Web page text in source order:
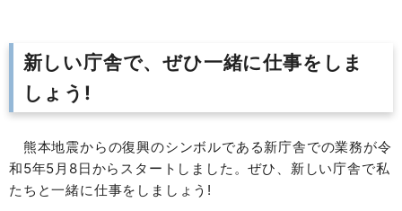
新しい庁舎で、ぜひ一緒に仕事をしま
しょう!
熊本地震からの復興のシンボルである新庁舎での業務が令
和5年5月8日からスタートしました。ぜひ、新しい庁舎で私
たちと一緒に仕事をしましょう!